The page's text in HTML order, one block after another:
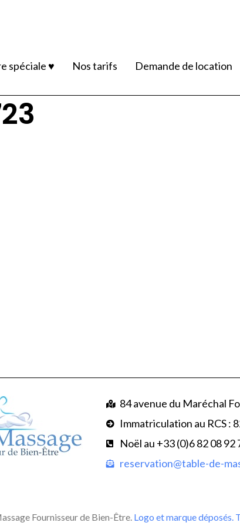
spéciale ♥ Nos tarifs Demande de location
84 avenue du Maréchal
Immatriculation au RCS :
Noël au +33 (0)6 82 08 92
reservation@table-de-
Fournisseur de Bien-Être. Logo et marque déposés.